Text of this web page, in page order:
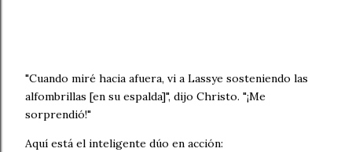
"Cuando miré hacia afuera, vi a Lassye sosteniendo las
alfombrillas [en su espalda]", dijo Christo. "¡Me
sorprendió!"
Aquí está el inteligente dúo en acción: